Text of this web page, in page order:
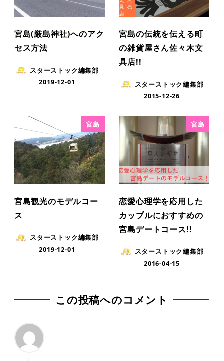
宮島(厳島神社)へのアク
セス方法
スターストック編集部
2019-12-01
宮島の伝統を伝える町
の雑貨屋さん佐々木文
具店!!
スターストック編集部
2015-12-26
宮島
宮島観光のモデルコー
ス
スターストック編集部
2019-12-01
宮島
恋愛心理学を応用した
カップルにおすすめの
宮島デートコース!!
スターストック編集部
2016-04-15
この投稿へのコメント